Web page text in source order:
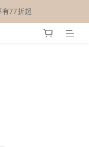
77折起